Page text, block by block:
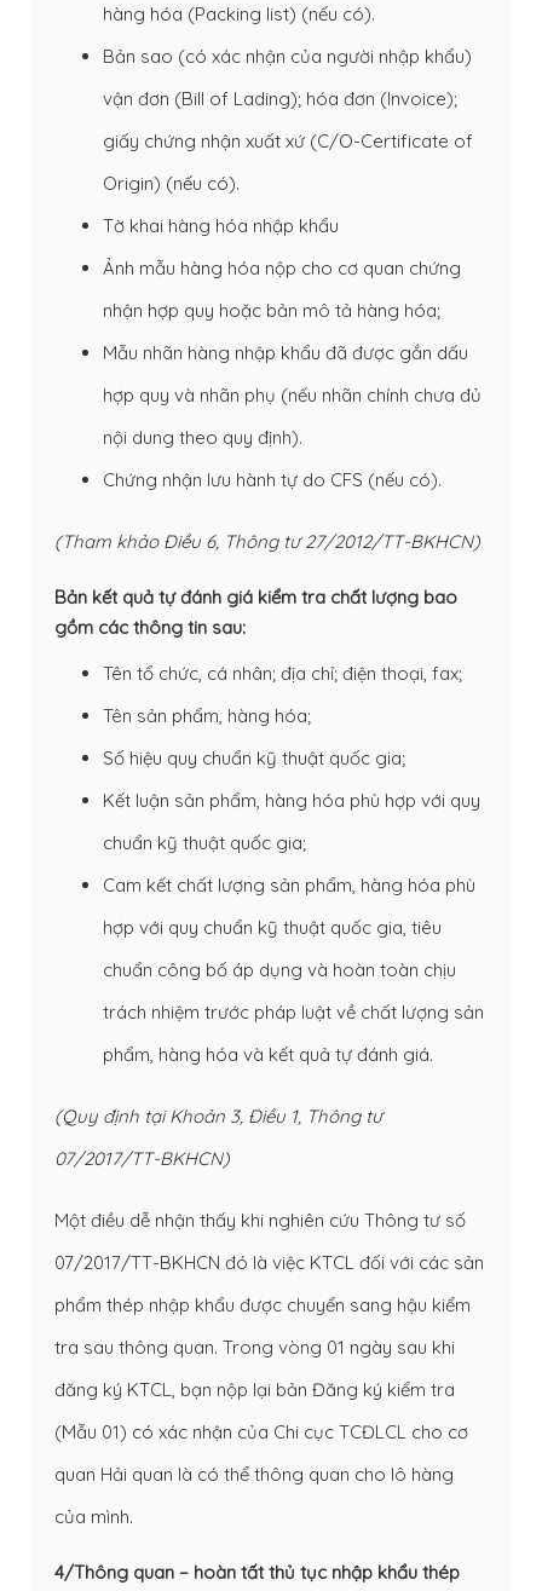
hàng hóa (Packing list) (nếu có).
Bản sao (có xác nhận của người nhập khẩu)
vận đơn (Bill of Lading); hóa đơn (Invoice);
giấy chứng nhận xuất xứ (C/O-Certificate of
Origin) (nếu có).
Tờ khai hàng hóa nhập khẩu
Ảnh mẫu hàng hóa nộp cho cơ quan chứng
nhận hợp quy hoặc bản mô tả hàng hóa;
Mẫu nhãn hàng nhập khẩu đã được gắn dấu
hợp quy và nhãn phụ (nếu nhãn chính chưa đủ
nội dung theo quy định).
Chứng nhận lưu hành tự do CFS (nếu có).
(Tham khảo Điều 6, Thông tư 27/2012/TT-BKHCN)
Bản kết quả tự đánh giá kiểm tra chất lượng bao
gồm các thông tin sau:
Tên tổ chức, cá nhân; địa chỉ; điện thoại, fax;
Tên sản phẩm, hàng hóa;
Số hiệu quy chuẩn kỹ thuật quốc gia;
Kết luận sản phẩm, hàng hóa phù hợp với quy
chuẩn kỹ thuật quốc gia;
Cam kết chất lượng sản phẩm, hàng hóa phù
hợp với quy chuẩn kỹ thuật quốc gia, tiêu
chuẩn công bố áp dụng và hoàn toàn chịu
trách nhiệm trước pháp luật về chất lượng sản
phẩm, hàng hóa và kết quả tự đánh giá.
(Quy định tại Khoản 3, Điều 1, Thông tư
07/2017/TT-BKHCN)
Một điều dễ nhận thấy khi nghiên cứu Thông tư số
07/2017/TT-BKHCN đó là việc KTCL đối với các sản
phẩm thép nhập khẩu được chuyển sang hậu kiểm
tra sau thông quan. Trong vòng 01 ngày sau khi
đăng ký KTCL, bạn nộp lại bản Đăng ký kiểm tra
(Mẫu 01) có xác nhận của Chi cục TCĐLCL cho cơ
quan Hải quan là có thể thông quan cho lô hàng
của mình.
4/Thông quan – hoàn tất thủ tục nhập khẩu thép